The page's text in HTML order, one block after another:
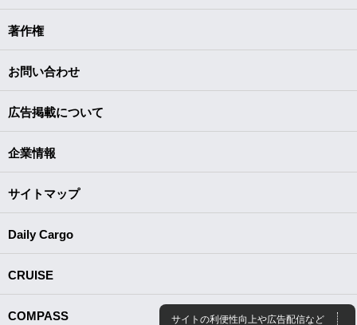
サイトの利便性向上や広告配信など
著作権
お問い合わせ
広告掲載について
企業情報
サイトマップ
Daily Cargo
CRUISE
COMPASS